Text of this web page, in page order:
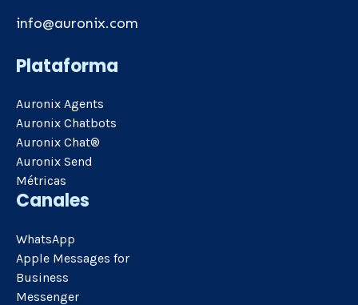
info@auronix.com
Plataforma
Auronix Agents
Auronix Chatbots
Auronix Chat®
Auronix Send
Métricas
Canales
WhatsApp
Apple Messages for
Business
Messenger